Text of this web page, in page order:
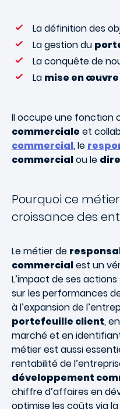
La définition des
La gestion du
La conquête de
La mise en œuvre
Il occupe une fonction
commerciale et
commercial, le
commercialou le
Pourquoi ce
croissance des
Le métier de
commercialest un
L’impact de ses
sur les performances
à l’expansion de
portefeuille client,
marché et en
métier est aussi
rentabilité de
développement
chiffre d’affaires en
optimise les coûts via la